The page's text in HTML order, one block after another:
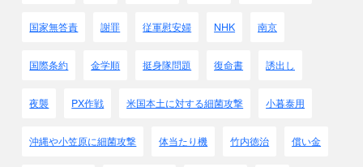
国家無答責 謝罪 従軍慰安婦 NHK 南京
国際条約 金学順 挺身隊問題 復命書 誘出し
夜襲 PX作戦 米国本土に対する細菌攻撃 小暮泰用
沖縄や小笠原に細菌攻撃 体当たり機 竹内徳治 償い金